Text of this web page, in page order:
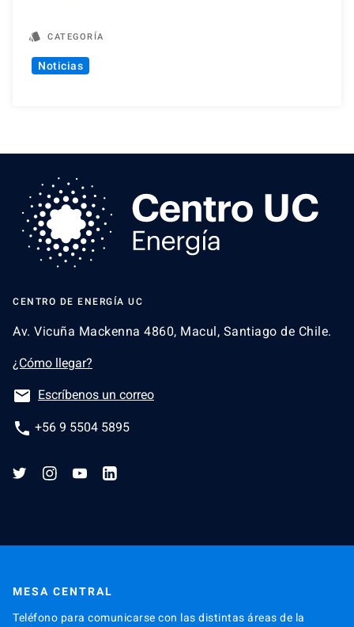
style CATEGORÍA
Noticias
CENTRO DE ENERGÍA UC
Av. Vicuña Mackenna 4860, Macul, Santiago de Chile.
¿Cómo llegar?
email Escríbenos un correo
phone +56 9 5504 5895
MESA CENTRAL
Teléfono para comunicarse con las distintas áreas de la